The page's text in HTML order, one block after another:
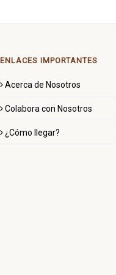
ENLACES IMPORTANTES
Acerca de Nosotros
Colabora con Nosotros
¿Cómo llegar?